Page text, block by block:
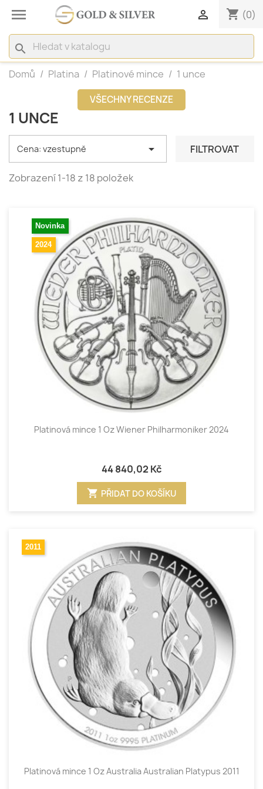
 shopping_cart (0)

search
Domů Platina Platinové mince 1 unce
VŠECHNY RECENZE
1 UNCE
Cena: vzestupně  FILTROVAT
Zobrazení 1-18 z 18 položek
Novinka
2024
Platinová mince 1 Oz Wiener Philharmoniker 2024
44 840,02 Kč
shopping_cart PŘIDAT DO KOŠÍKU
2011
Platinová mince 1 Oz Australia Australian Platypus 2011